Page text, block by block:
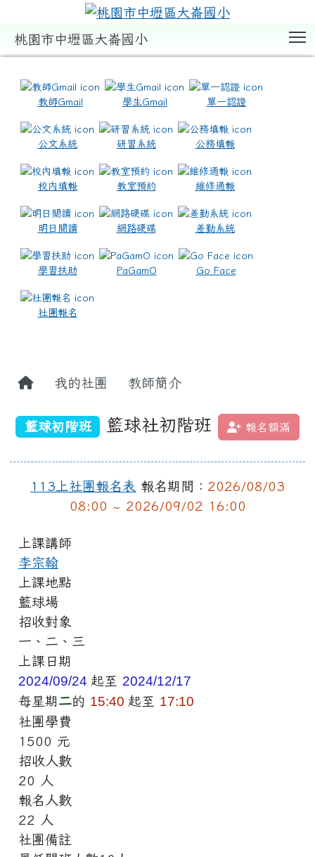
桃園市中壢區大崙國小
教師Gmail 學生Gmail 單一認證
公文系統 研習系統 公務填報
校內填報 教室預約 維修通報
明日閱讀 網路硬碟 差勤系統
學習扶助 PaGamO Go Face
社團報名
我的社團 教師簡介
籃球初階班 籃球社初階班 報名額滿
113上社團報名表 報名期間： 2026/08/03
08:00 ~ 2026/09/02 16:00
上課講師
李宗翰
上課地點
籃球場
招收對象
一、二、三
上課日期
2024/09/24 起至 2024/12/17
每星期 二的 15:40 起至 17:10
社團學費
1500 元
招收人數
20 人
報名人數
22 人
社團備註